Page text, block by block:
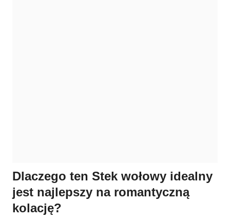
Dlaczego ten Stek wołowy idealny
jest najlepszy na romantyczną
kolację?